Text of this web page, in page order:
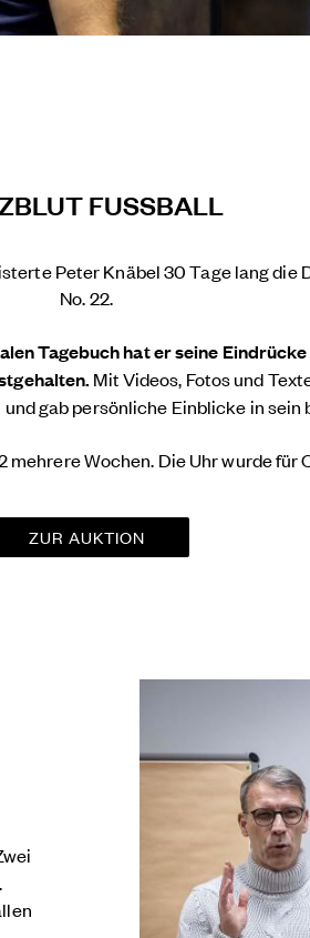
FUSSBALL
Peter Knäbel 30 Tage lang die
No. 22.
Tagebuch hat er seine
Mit Videos, Fotos und
gab persönliche Einblicke in
mehrere Wochen. Die Uhr wurde für
ZUR AUKTION